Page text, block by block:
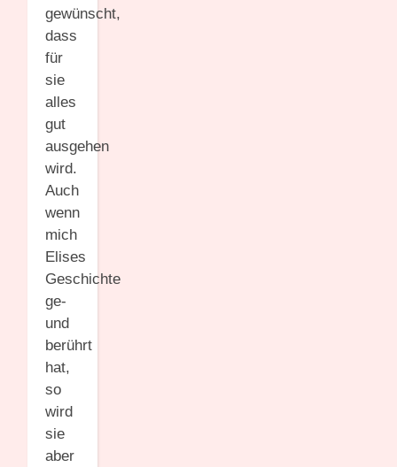
gewünscht,
dass
für
sie
alles
gut
ausgehen
wird.
Auch
wenn
mich
Elises
Geschichte
ge-
und
berührt
hat,
so
wird
sie
aber